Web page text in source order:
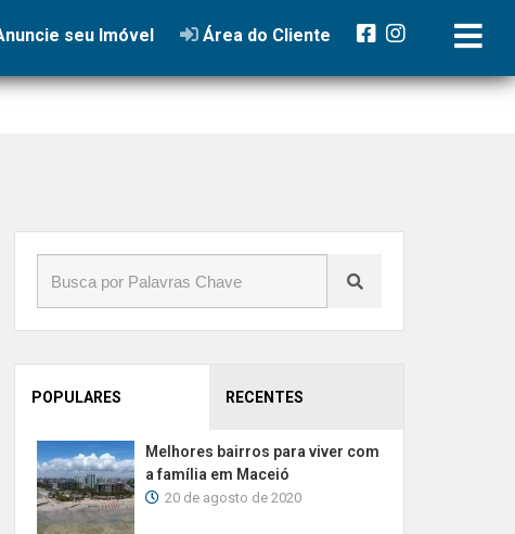
seu Imóvel Área do Cliente
POPULARES RECENTES
Melhores bairros para viver com
a família em Maceió
20 de agosto de 2020